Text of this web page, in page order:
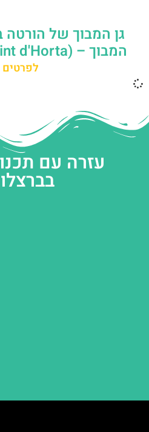
גן המבוך של
המבוך – (Parc del Laberint d'Horta)
לפרטים
עזרה עם